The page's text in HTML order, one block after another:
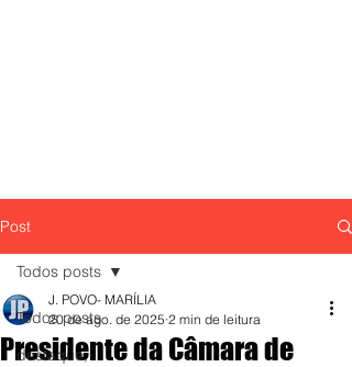
Post
Todos posts
destaque,
Todos posts
Presidente da Câmara de
J. POVO- MARÍLIA
20 de ago. de 2025 2 min de leitura